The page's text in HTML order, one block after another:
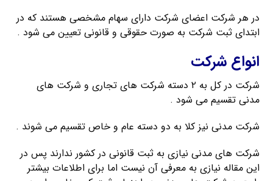
در هر شرکت اعضای شرکت دارای سهام مشخصی هستند که در
ابتدای ثبت شرکت به صورت حقوقی و قانونی تعیین می شود .
انواع شرکت
شرکت در کل به ۲ دسته شرکت های تجاری و شرکت های
مدنی تقسیم می شود .
شرکت مدنی نیز کلا به دو دسته عام و خاص تقسیم می شوند .
شرکت های مدنی نیازی به ثبت قانونی در کشور ندارند پس در
این مقاله نیازی به معرفی آن نیست اما برای اطلاعات بیشتر